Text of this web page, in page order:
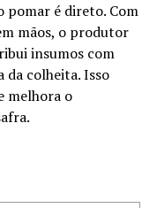
pomar é direto. Com
mãos, o produtor
insumos com
da colheita. Isso
melhora o